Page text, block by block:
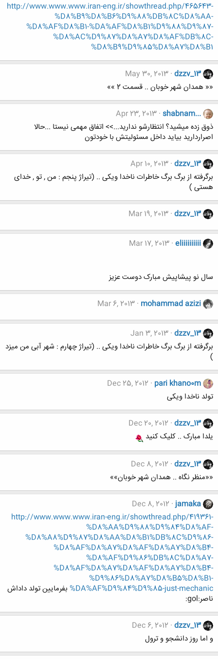
http://www.www.www.iran-eng.ir/showthread.php/465643-
%D8%B9%D8%B6%D9%88%DB%8C%D8%AA-
%D8%AF%D8%B1-%DA%AF%D8%B1%D9%88%D9%87-
%D8%AC%D9%87%D8%A7%D8%AF%DB%8C-
%D8%B9%D9%85%D8%A7%D8%B1
dzzv_13
May 30, 2013
«« همدان شهر خوبان .. قسمت 2 »»
shabnam...
Apr 23, 2013
ذوق زده میشید؟ انتظارشو ندارید...>> اتفاق مهمی نیستا ...حالا
اصراردارید بیاید داخل مسئولیتش با خودتون
dzzv_13
Apr 10, 2013
برگرفته از برگ برگ خاطرات ناخدا ویکی .. (تیراژ پنجم : من , تو , خدای
هستی )
dzzv_13
Mar 19, 2013
eliiiiiiiiii
Mar 17, 2013
سال نو پیشاپیش مبارک دوست عزیز
mohammad azizi
Mar 6, 2013
dzzv_13
Jan 3, 2013
برگرفته از برگ برگ خاطرات ناخدا ویکی .. (تیراژ چهارم : شهر آبی من میزد
)
pari khano0m
Dec 25, 2012
تولد ناخدا ویکی
dzzv_13
Dec 20, 2012
یلدا مبارک .. کلیک کنید
dzzv_13
Dec 8, 2012
««منظر نگاه .. همدان شهر خوبان»»
jamaka
Dec 8, 2012
http://www.www.www.iran-eng.ir/showthread.php/419361-
%D8%AA%D9%88%D9%84%D8%AF-
%D8%A8%D9%87%D8%AA%D8%B1%DB%8C%D9%86-
%D8%AF%D8%A7%D8%AF%D8%A7%D8%B4-
%D8%AF%D9%86%DB%8C%D8%A7-
%D8%AF%D8%A7%D8%AF%D8%A7%D8%B4-
%D9%86%D8%A7%D8%B5%D8%B1-
%DA%AF%D9%84%D9%85-just-mechanic بفرمایین تولد داداش
ناصر:gol:
dzzv_13
Dec 6, 2012
و اما روز دانشجو و ترول